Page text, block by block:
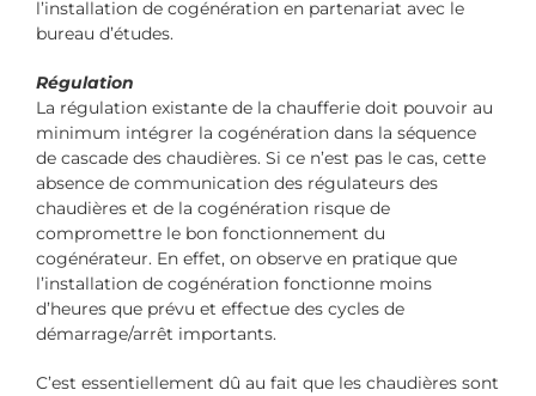
l’installation de cogénération en partenariat avec le
bureau d’études.
Régulation
La régulation existante de la chaufferie doit pouvoir au
minimum intégrer la cogénération dans la séquence
de cascade des chaudières. Si ce n’est pas le cas, cette
absence de communication des régulateurs des
chaudières et de la cogénération risque de
compromettre le bon fonctionnement du
cogénérateur. En effet, on observe en pratique que
l’installation de cogénération fonctionne moins
d’heures que prévu et effectue des cycles de
démarrage/arrêt importants.
C’est essentiellement dû au fait que les chaudières sont